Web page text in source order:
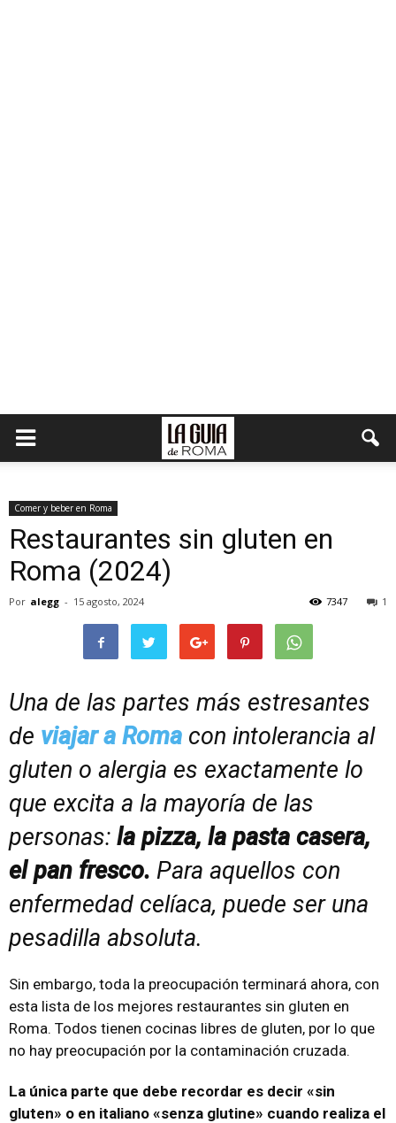
Comer y beber en Roma
Restaurantes sin gluten en
Roma (2024)
Por alegg - 15 agosto, 2024 1
7347
Una de las partes más estresantes
de viajar a Roma con intolerancia al
gluten o alergia es exactamente lo
que excita a la mayoría de las
personas: la pizza, la pasta casera,
el pan fresco. Para aquellos con
enfermedad celíaca, puede ser una
pesadilla absoluta.
Sin embargo, toda la preocupación terminará ahora, con
esta lista de los mejores restaurantes sin gluten en
Roma. Todos tienen cocinas libres de gluten, por lo que
no hay preocupación por la contaminación cruzada.
La única parte que debe recordar es decir «sin
gluten» o en italiano «senza glutine» cuando realiza el